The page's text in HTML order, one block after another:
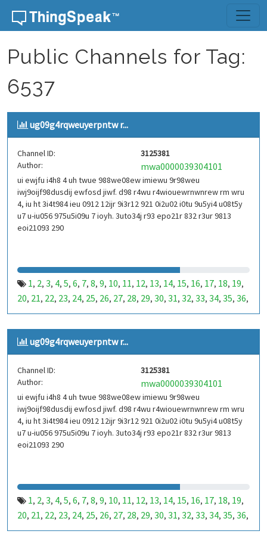
Skip to content
Public Channels for Tag:
6537
ug09g4rqweuyerpntw r...
Channel ID:
3125381
Author:
mwa0000039304101
ui ewjfu i4h8 4 uh twue 988we08ew imiewu 9r98weu
iwj9oijf98dusdij ewfosd jiwf. d98 r4wu r4wiouewrnwnrew rm wru
4, iu ht 3i4t984 ieu 0912 12ijr 9i3r12 921 0i2u02 i0tu 9u5yi4 u08t5y
u7 u-iu056 975u5i09u 7 ioyh. 3uto34j r93 epo21r 832 r3ur 9813
eoi21093 290
1, 2, 3, 4, 5, 6, 7, 8, 9, 10, 11, 12, 13, 14, 15, 16, 17, 18, 19,
20, 21, 22, 23, 24, 25, 26, 27, 28, 29, 30, 31, 32, 33, 34, 35, 36,
37,38,39,40,41,42,43,44,45,46,47,48,49,50,51,52,53,
99,100,101,102,103,104,105,106,107,108,109,110,
111,112,113,114,115,116,
123,124,125,126,127,128,129,130,131,132,133,134,
135,136,137 141,142,143
147,148 153,154,155,156,157,158
159,160,161,162,163,164,165 ,166,167,168,
171 ,172,173 ,174,175,176,177,178,179 ,180,181 ,182,
183,184,185,186, 187,188,189 ,190,191,192,193,194
195,196 ,197
231,232,233,234,235,236,237,238,239,
243, 244, 245, 246, 247,248,249,250 ,251,252, 253 ,254,
255 ,256,257, 258,259,260,261,262,263 ,264,265 , 266
ug09g4rqweuyerpntw r...
Channel ID:
3125381
Author:
mwa0000039304101
ui ewjfu i4h8 4 uh twue 988we08ew imiewu 9r98weu
iwj9oijf98dusdij ewfosd jiwf. d98 r4wu r4wiouewrnwnrew rm wru
4, iu ht 3i4t984 ieu 0912 12ijr 9i3r12 921 0i2u02 i0tu 9u5yi4 u08t5y
u7 u-iu056 975u5i09u 7 ioyh. 3uto34j r93 epo21r 832 r3ur 9813
eoi21093 290
1, 2, 3, 4, 5, 6, 7, 8, 9, 10, 11, 12, 13, 14, 15, 16, 17, 18, 19,
20, 21, 22, 23, 24, 25, 26, 27, 28, 29, 30, 31, 32, 33, 34, 35, 36,
37,38,39,40,41,42,43,44,45,46,47,48,49,50,51,52,53,